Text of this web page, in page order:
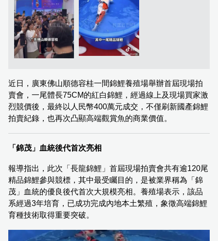
近日，廣東佛山順德容桂一間錦鯉養殖場舉辦首屆現場拍
賣會，一尾體長75CM的紅白錦鯉，經過線上及現場買家激
烈競價後，最終以人民幣400萬元成交，不僅刷新國產錦鯉
拍賣紀錄，也再次凸顯高端觀賞魚的商業價值。
「錦茂」血統後代首次亮相
報導指出，此次「長龍錦鯉」首屆現場拍賣會共有逾120尾
精品錦鯉參與競標，其中最受矚目的，是被業界稱為「錦
茂」血統的優良後代首次大規模亮相。養殖場表示，該品
系經過3年培育，已成功完成內地本土繁殖，象徵高端錦鯉
育種技術取得重要突破。